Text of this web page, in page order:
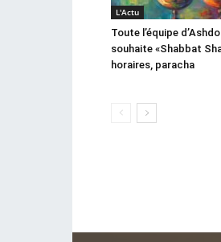
L'Actu
Toute l’équipe
souhaite «Shabbat
horaires, paracha